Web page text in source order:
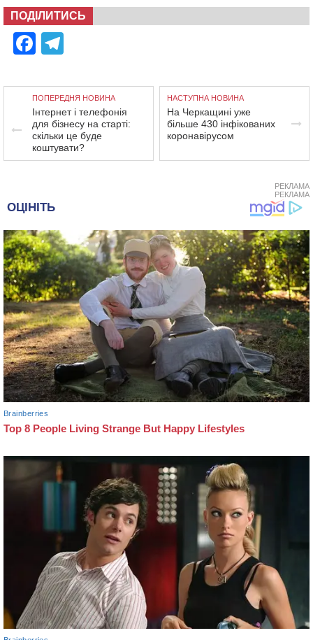
ПОДІЛИТИСЬ
Facebook
ПОПЕРЕДНЯ НОВИНА
Інтернет і телефонія
для бізнесу на старті:
скільки це буде
коштувати?
НАСТУПНА НОВИНА
На Черкащині уже
більше 430 інфікованих
коронавірусом
РЕКЛАМА
РЕКЛАМА